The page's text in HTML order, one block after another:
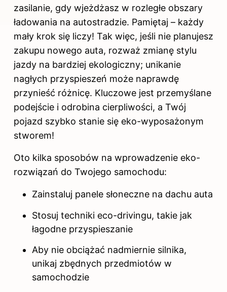
zasilanie, gdy wjeżdżasz w rozległe obszary
ładowania na autostradzie. Pamiętaj – każdy
mały krok się liczy! Tak więc, jeśli nie planujesz
zakupu nowego auta, rozważ zmianę stylu
jazdy na bardziej ekologiczny; unikanie
nagłych przyspieszeń może naprawdę
przynieść różnicę. Kluczowe jest przemyślane
podejście i odrobina cierpliwości, a Twój
pojazd szybko stanie się eko-wyposażonym
stworem!
Oto kilka sposobów na wprowadzenie eko-
rozwiązań do Twojego samochodu:
Zainstaluj panele słoneczne na dachu auta
Stosuj techniki eco-drivingu, takie jak
łagodne przyspieszanie
Aby nie obciążać nadmiernie silnika,
unikaj zbędnych przedmiotów w
samochodzie